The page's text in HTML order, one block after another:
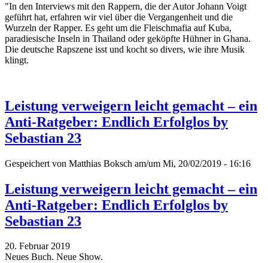
"In den Interviews mit den Rappern, die der Autor Johann Voigt
geführt hat, erfahren wir viel über die Vergangenheit und die
Wurzeln der Rapper. Es geht um die Fleischmafia auf Kuba,
paradiesische Inseln in Thailand oder geköpfte Hühner in Ghana.
Die deutsche Rapszene isst und kocht so divers, wie ihre Musik
klingt.
Leistung verweigern leicht gemacht – ein
Anti-Ratgeber: Endlich Erfolglos by
Sebastian 23
Gespeichert von Matthias Boksch am/um Mi, 20/02/2019 - 16:16
Leistung verweigern leicht gemacht – ein
Anti-Ratgeber: Endlich Erfolglos by
Sebastian 23
20. Februar 2019
Neues Buch. Neue Show.